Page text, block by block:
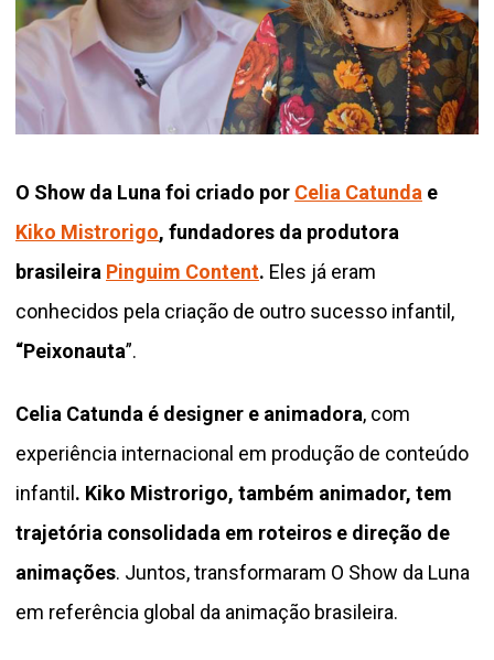
O Show da Luna foi criado por Celia Catunda e
Kiko Mistrorigo, fundadores da produtora
brasileira Pinguim Content. Eles já eram
conhecidos pela criação de outro sucesso infantil,
“Peixonauta”.
Celia Catunda é designer e animadora, com
experiência internacional em produção de conteúdo
infantil . Kiko Mistrorigo, também animador, tem
trajetória consolidada em roteiros e direção de
animações. Juntos, transformaram O Show da Luna
em referência global da animação brasileira.